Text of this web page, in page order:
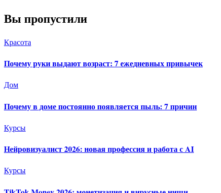
Вы пропустили
Красота
Почему руки выдают возраст: 7 ежедневных привычек
Дом
Почему в доме постоянно появляется пыль: 7 причин
Курсы
Нейровизуалист 2026: новая профессия и работа с AI
Курсы